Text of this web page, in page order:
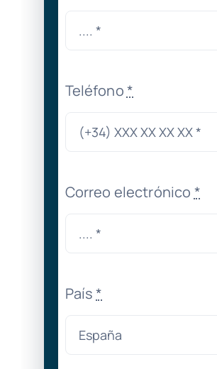
Teléfono*
Correo electrónico *
País*